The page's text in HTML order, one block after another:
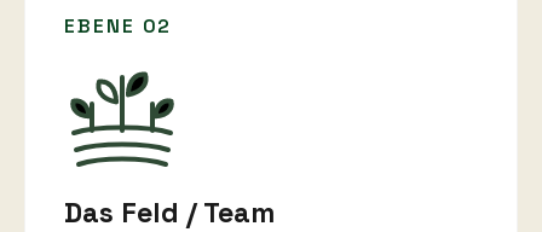
EBENE 02
Das Feld / Team